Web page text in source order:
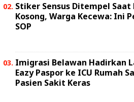
Stiker Sensus Ditempel Saat
Kosong, Warga Kecewa: Ini
SOP
Imigrasi Belawan Hadirkan
Eazy Paspor ke ICU Rumah
Pasien Sakit Keras